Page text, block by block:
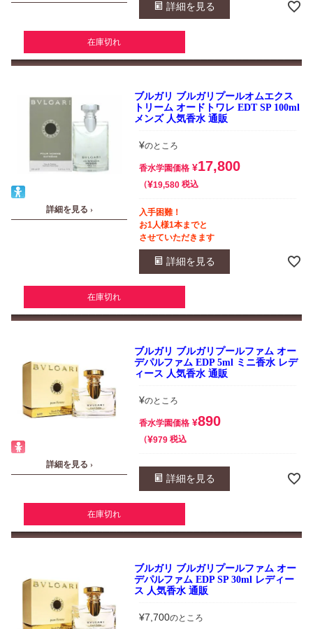
詳細を見る
在庫切れ
詳細を見る ›
ブルガリ ブルガリプールオムエクス
トリーム オードトワレ EDT SP 100ml
メンズ 人気香水 通販
¥のところ
香水学園価格 ¥17,800
¥19,580 税込
入手困難！
お1人様1本までと
させていただきます
詳細を見る
在庫切れ
詳細を見る ›
ブルガリ ブルガリプールファム オー
デパルファム EDP 5ml ミニ香水 レデ
ィース 人気香水 通販
¥のところ
香水学園価格 ¥890
¥979 税込
詳細を見る
在庫切れ
ブルガリ ブルガリプールファム オー
デパルファム EDP SP 30ml レディー
ス 人気香水 通販
¥7,700のところ